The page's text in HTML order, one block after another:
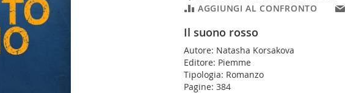
AGGIUNGI AL CONFRONTO
Il suono rosso
Autore: Natasha Korsakova
Editore: Piemme
Tipologia: Romanzo
Pagine: 384